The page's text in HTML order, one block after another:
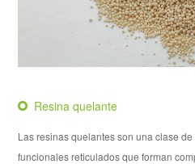
Resina quelante
Las resinas quelantes son una clase
funcionales reticulados que forman